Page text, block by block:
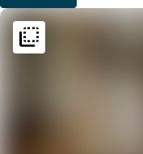
pour un délicieux
flip_to_back
flip_to_back